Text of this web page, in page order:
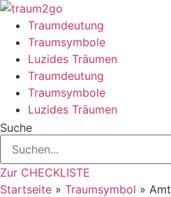
Zum
Inhalt
springen
Traumdeutung
Traumsymbole
Luzides Träumen
Traumdeutung
Traumsymbole
Luzides Träumen
Suche
Zur CHECKLISTE
Startseite » Traumsymbol » Amt